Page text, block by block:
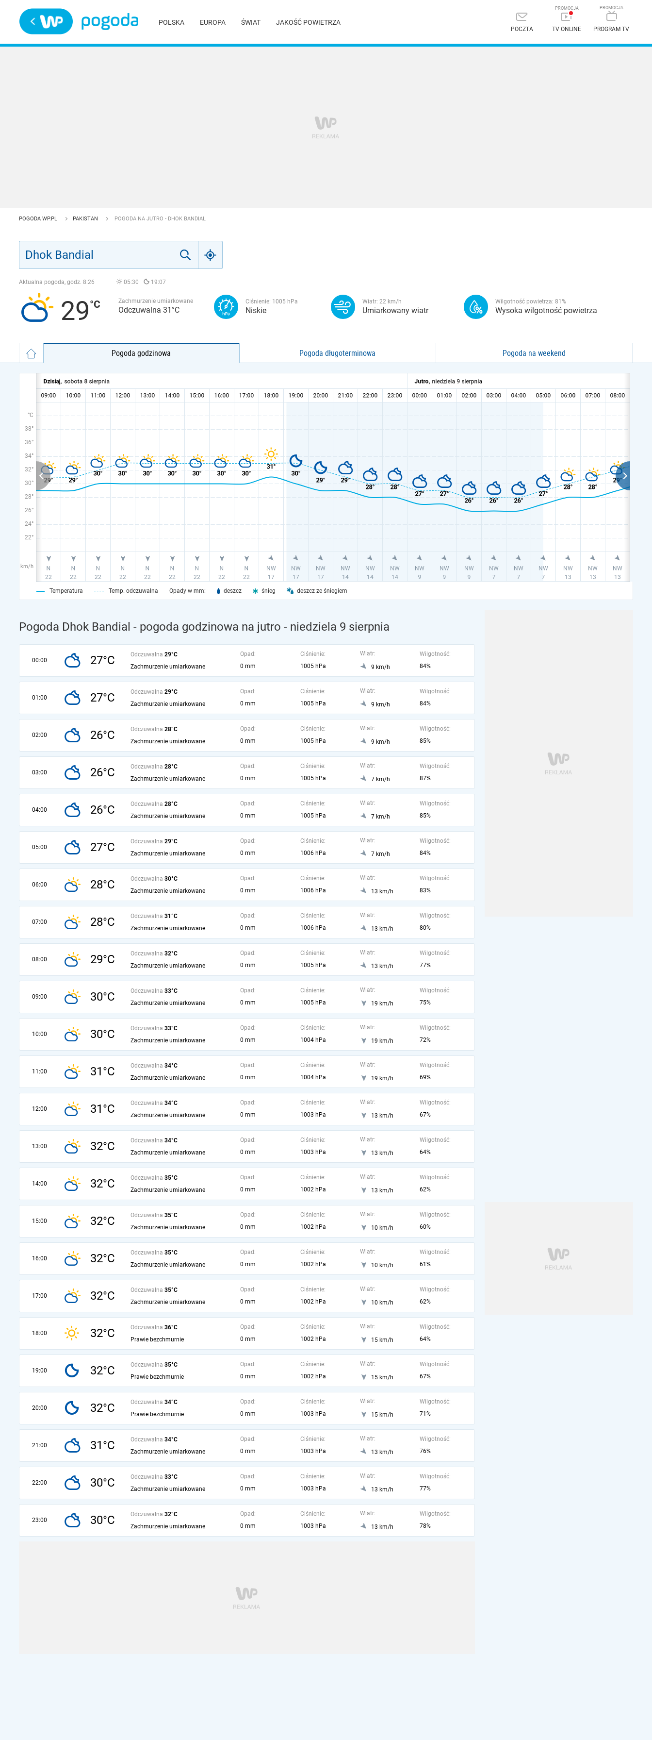
POLSKA EUROPA ŚWIAT JAKOŚĆ POWIETRZA
POCZTA TV ONLINE PROGRAM TV
POGODA WP.PL PAKISTAN POGODA NA JUTRO - DHOK BANDIAL
Aktualna pogoda, godz. 8:26 05:30 19:07
29 Zachmurzenie umiarkowane
Odczuwalna 31°C
Ciśnienie: 1005 hPa
Niskie
Wiatr: 22 km/h
Umiarkowany wiatr
Wilgotność powietrza: 81 %
Wysoka wilgotność powietrza
Pogoda godzinowa Pogoda długoterminowa Pogoda na weekend
°C
38°
36°
34°
32°
30°
28°
26°
24°
22°
km/h
Temperatura Temp. odczuwalna Opady w mm: deszcz śnieg deszcz ze śniegiem
Pogoda Dhok Bandial - pogoda godzinowa na jutro - niedziela 9 sierpnia
00:00 27°C Odczuwalna 29°C
Zachmurzenie umiarkowane
Opad:
0 mm
Ciśnienie:
1005 hPa
Wiatr:
9 km/h
Wilgotność:
84%
01:00 27°C Odczuwalna 29°C
Zachmurzenie umiarkowane
Opad:
0 mm
Ciśnienie:
1005 hPa
Wiatr:
9 km/h
Wilgotność:
84%
02:00 26°C Odczuwalna 28°C
Zachmurzenie umiarkowane
Opad:
0 mm
Ciśnienie:
1005 hPa
Wiatr:
9 km/h
Wilgotność:
85%
03:00 26°C Odczuwalna 28°C
Zachmurzenie umiarkowane
Opad:
0 mm
Ciśnienie:
1005 hPa
Wiatr:
7 km/h
Wilgotność:
87%
04:00 26°C Odczuwalna 28°C
Zachmurzenie umiarkowane
Opad:
0 mm
Ciśnienie:
1005 hPa
Wiatr:
7 km/h
Wilgotność:
85%
05:00 27°C Odczuwalna 29°C
Zachmurzenie umiarkowane
Opad:
0 mm
Ciśnienie:
1006 hPa
Wiatr:
7 km/h
Wilgotność:
84%
06:00 28°C Odczuwalna 30°C
Zachmurzenie umiarkowane
Opad:
0 mm
Ciśnienie:
1006 hPa
Wiatr:
13 km/h
Wilgotność:
83%
07:00 28°C Odczuwalna 31°C
Zachmurzenie umiarkowane
Opad:
0 mm
Ciśnienie:
1006 hPa
Wiatr:
13 km/h
Wilgotność:
80%
08:00 29°C Odczuwalna 32°C
Zachmurzenie umiarkowane
Opad:
0 mm
Ciśnienie:
1005 hPa
Wiatr:
13 km/h
Wilgotność:
77%
09:00 30°C Odczuwalna 33°C
Zachmurzenie umiarkowane
Opad:
0 mm
Ciśnienie:
1005 hPa
Wiatr:
19 km/h
Wilgotność:
75%
10:00 30°C Odczuwalna 33°C
Zachmurzenie umiarkowane
Opad:
0 mm
Ciśnienie:
1004 hPa
Wiatr:
19 km/h
Wilgotność:
72%
11:00 31°C Odczuwalna 34°C
Zachmurzenie umiarkowane
Opad:
0 mm
Ciśnienie:
1004 hPa
Wiatr:
19 km/h
Wilgotność:
69%
12:00 31°C Odczuwalna 34°C
Zachmurzenie umiarkowane
Opad:
0 mm
Ciśnienie:
1003 hPa
Wiatr:
13 km/h
Wilgotność:
67%
13:00 32°C Odczuwalna 34°C
Zachmurzenie umiarkowane
Opad:
0 mm
Ciśnienie:
1003 hPa
Wiatr:
13 km/h
Wilgotność:
64%
14:00 32°C Odczuwalna 35°C
Zachmurzenie umiarkowane
Opad:
0 mm
Ciśnienie:
1002 hPa
Wiatr:
13 km/h
Wilgotność:
62%
15:00 32°C Odczuwalna 35°C
Zachmurzenie umiarkowane
Opad:
0 mm
Ciśnienie:
1002 hPa
Wiatr:
10 km/h
Wilgotność:
60%
16:00 32°C Odczuwalna 35°C
Zachmurzenie umiarkowane
Opad:
0 mm
Ciśnienie:
1002 hPa
Wiatr:
10 km/h
Wilgotność:
61%
17:00 32°C Odczuwalna 35°C
Zachmurzenie umiarkowane
Opad:
0 mm
Ciśnienie:
1002 hPa
Wiatr:
10 km/h
Wilgotność:
62%
18:00 32°C Odczuwalna 36°C
Prawie bezchmurnie
Opad:
0 mm
Ciśnienie:
1002 hPa
Wiatr:
15 km/h
Wilgotność:
64%
19:00 32°C Odczuwalna 35°C
Prawie bezchmurnie
Opad:
0 mm
Ciśnienie:
1002 hPa
Wiatr:
15 km/h
Wilgotność:
67%
20:00 32°C Odczuwalna 34°C
Prawie bezchmurnie
Opad:
0 mm
Ciśnienie:
1003 hPa
Wiatr:
15 km/h
Wilgotność:
71%
21:00 31°C Odczuwalna 34°C
Zachmurzenie umiarkowane
Opad:
0 mm
Ciśnienie:
1003 hPa
Wiatr:
13 km/h
Wilgotność:
76%
22:00 30°C Odczuwalna 33°C
Zachmurzenie umiarkowane
Opad:
0 mm
Ciśnienie:
1003 hPa
Wiatr:
13 km/h
Wilgotność:
77%
23:00 30°C Odczuwalna 32°C
Zachmurzenie umiarkowane
Opad:
0 mm
Ciśnienie:
1003 hPa
Wiatr:
13 km/h
Wilgotność:
78%